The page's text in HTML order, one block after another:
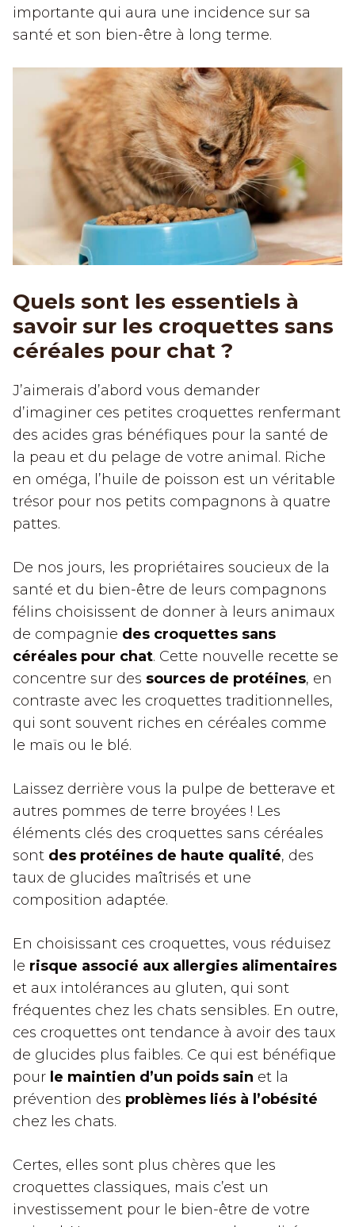
importante qui aura une incidence sur sa
santé et son bien-être à long terme.
Quels sont les essentiels à
savoir sur les croquettes sans
céréales pour chat ?
J’aimerais d’abord vous demander
d’imaginer ces petites croquettes renfermant
des acides gras bénéfiques pour la santé de
la peau et du pelage de votre animal. Riche
en oméga, l’huile de poisson est un véritable
trésor pour nos petits compagnons à quatre
pattes.
De nos jours, les propriétaires soucieux de la
santé et du bien-être de leurs compagnons
félins choisissent de donner à leurs animaux
de compagnie des croquettes sans
céréales pour chat. Cette nouvelle recette se
concentre sur des sources de protéines, en
contraste avec les croquettes traditionnelles,
qui sont souvent riches en céréales comme
le maïs ou le blé.
Laissez derrière vous la pulpe de betterave et
autres pommes de terre broyées ! Les
éléments clés des croquettes sans céréales
sont des protéines de haute qualité, des
taux de glucides maîtrisés et une
composition adaptée.
En choisissant ces croquettes, vous réduisez
le risque associé aux allergies alimentaires
et aux intolérances au gluten, qui sont
fréquentes chez les chats sensibles. En outre,
ces croquettes ont tendance à avoir des taux
de glucides plus faibles. Ce qui est bénéfique
pour le maintien d’un poids sain et la
prévention des problèmes liés à l’obésité
chez les chats.
Certes, elles sont plus chères que les
croquettes classiques, mais c’est un
investissement pour le bien-être de votre